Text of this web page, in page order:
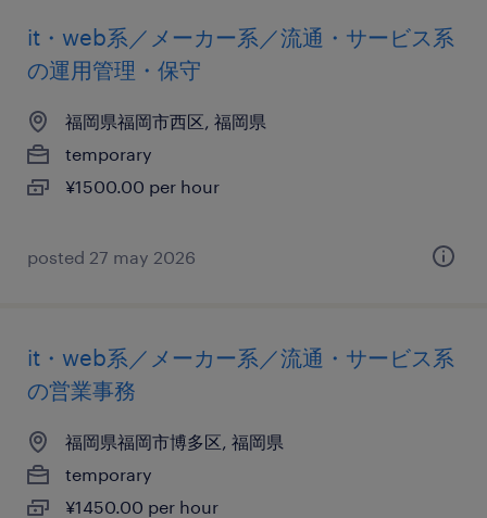
it・web系／メーカー系／流通・サービス系
の運用管理・保守
福岡県福岡市西区, 福岡県
temporary
¥1500.00 per hour
posted 27 may 2026
it・web系／メーカー系／流通・サービス系
の営業事務
福岡県福岡市博多区, 福岡県
temporary
¥1450.00 per hour